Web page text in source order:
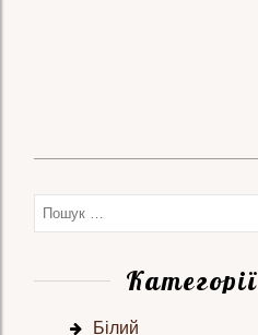
Категорії
Білий